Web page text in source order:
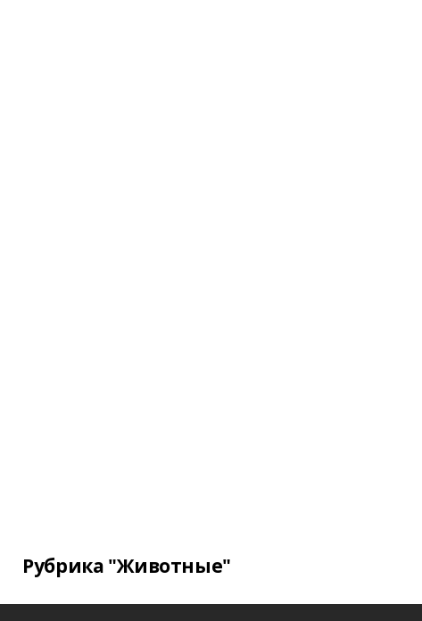
Рубрика "Животные"